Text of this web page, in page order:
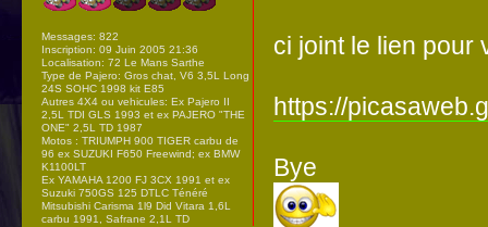
ci joint le lien pour
https://
Bye
Messages: 822
Inscription: 09 Juin 2005 21:36
Localisation: 72 Le Mans Sarthe
Type de Pajero: Gros chat, V6 3,5L Long
24S SOHC 1998 kit E85
Autres 4X4 ou vehicules: Ex Pajero II
2,5L TDI GLS 1993 et ex PAJERO "THE
ONE" 2,5L TD 1987
Motos : TRIUMPH 900 TIGER carbu de
96 ex SUZUKI F650 Freewind; ex BMW
K1100LT
Ex YAMAHA 1200 FJ 3CX 1991 et ex
Suzuki 750GS 125 DTLC Ténéré
Mitsubishi Carisma 1l9 Did Vitara 1,6L
carbu 1991, Safrane 2,1L TD